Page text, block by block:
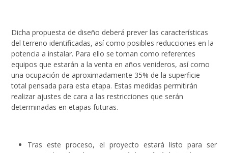
Dicha propuesta de diseño deberá prever las características
del terreno identificadas, así como posibles reducciones en la
potencia a instalar. Para ello se toman como referentes
equipos que estarán a la venta en años venideros, así como
una ocupación de aproximadamente 35% de la superficie
total pensada para esta etapa. Estas medidas permitirán
realizar ajustes de cara a las restricciones que serán
determinadas en etapas futuras.
Tras este proceso, el proyecto estará listo para ser